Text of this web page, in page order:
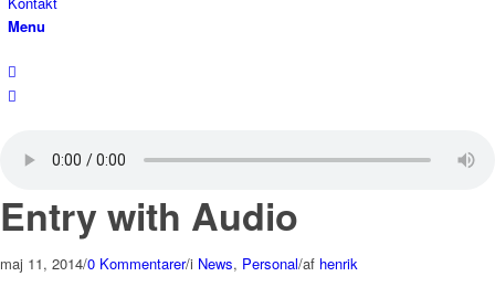
Menu
Entry with Audio
maj 11, 2014/0 Kommentarer/i News, Personal/af henrik